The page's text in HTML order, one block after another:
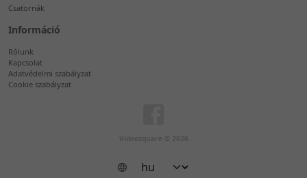
Csatornák
Információ
Rólunk
Kapcsolat
Adatvédelmi szabályzat
Cookie szabályzat